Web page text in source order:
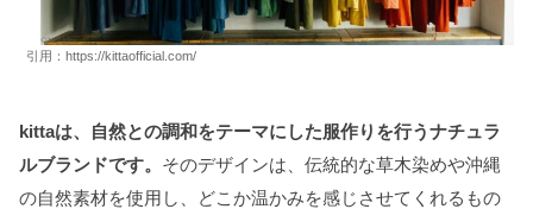
引用：https://kittaofficial.com/
kittaは、自然との調和をテーマにした服作りを行うナチュラ
ルブランドです。 そのデザインは、伝統的な草木染めや沖縄
の自然素材を使用し、どこか温かみを感じさせてくれるもの